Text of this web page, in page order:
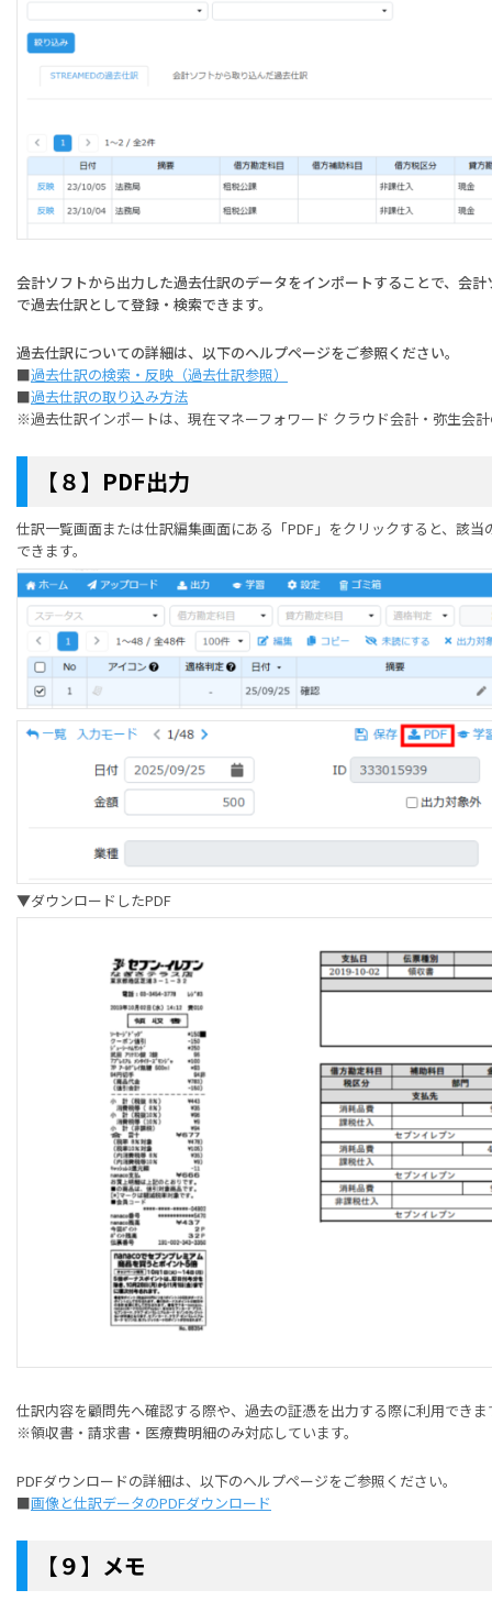
会計ソフトから出力した過去仕訳のデータをインポートすることで、会
で過去仕訳として登録・検索できます。
過去仕訳についての詳細は、以下のヘルプページをご参照ください。
■過去仕訳の検索・反映（過去仕訳参照）
■過去仕訳の取り込み方法
※過去仕訳インポートは、現在マネーフォワード クラウド会計 ・弥生会
【８】PDF出力
仕訳一覧画面または仕訳編集画面にある「PDF」をクリックすると、該
できます。
▼ダウンロードしたPDF
仕訳内容を顧問先へ確認する際や、過去の証憑を出力する際に利用できま
※領収書・請求書・医療費明細のみ対応しています。
PDFダウンロードの詳細は、以下のヘルプページをご参照ください。
■画像と仕訳データのPDFダウンロード
【９】メモ